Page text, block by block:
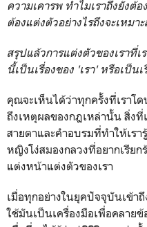
ความเคารพ ทำไมเราถึงยังต้
ต้องแต่งตัวอย่างไรถึงจะเหมา
สรุปแล้วการแต่งตัวของเราที่
นี้เป็นเรื่องของ 'เรา' หรือเป็น
คุณจะเห็นได้ว่าทุกครั้งที่เราโ
ถึงเหตุผลของกฎเหล่านั้น สิ่งที่
สายตาและคำอบรมที่ทำให้เร
หญิงโง่สมองกลวงที่อยากเรีย
แต่งหน้าแต่งตัวของเรา
เมื่อทุกอย่างในยุคปัจจุบันเข้า
ใช้มันเป็นเครื่องมือเพื่อคลายข้